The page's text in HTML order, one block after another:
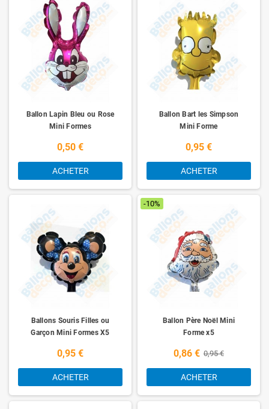
Ballon Lapin Bleu ou Rose
Mini Formes
0,50 €
ACHETER
Ballon Bart les Simpson
Mini Forme
0,95 €
ACHETER
Ballons Souris Filles ou
Garçon Mini Formes X5
0,95 €
ACHETER
-10%
Ballon Père Noël Mini
Forme x5
0,86 € 0,95 €
ACHETER